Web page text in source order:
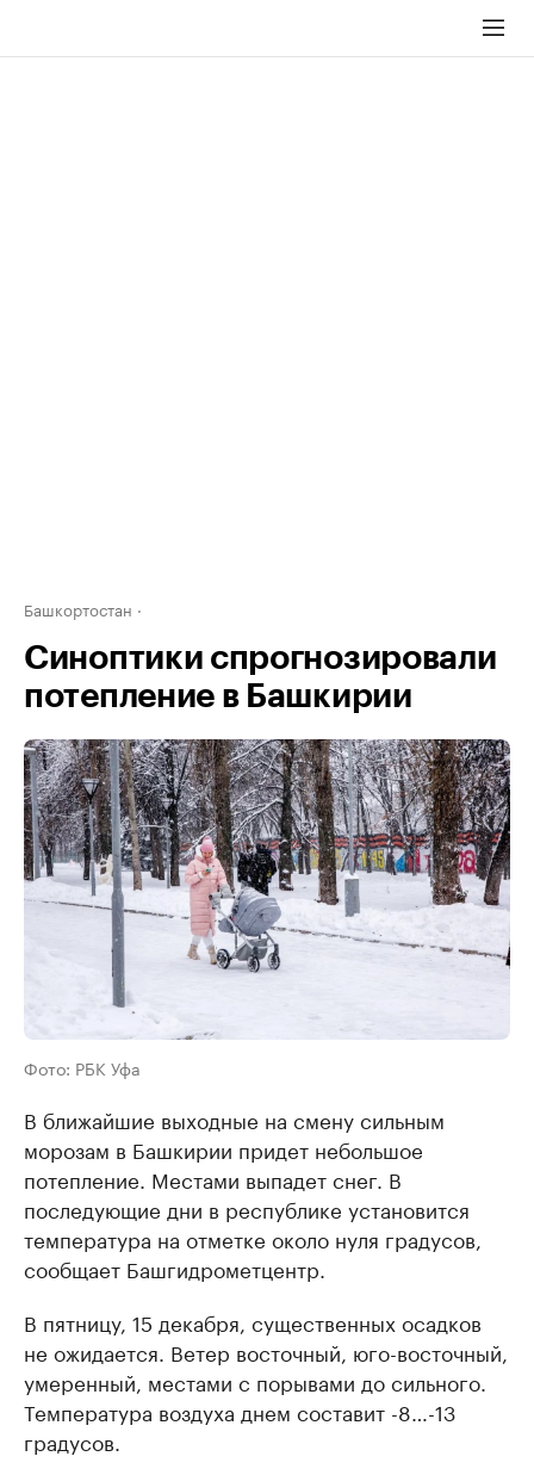
Башкортостан
Синоптики спрогнозировали
потепление в Башкирии
Фото: РБК Уфа
В ближайшие выходные на смену сильным
морозам в Башкирии придет небольшое
потепление. Местами выпадет снег. В
последующие дни в республике установится
температура на отметке около нуля градусов,
сообщает Башгидрометцентр.
В пятницу, 15 декабря, существенных осадков
не ожидается. Ветер восточный, юго-восточный,
умеренный, местами с порывами до сильного.
Температура воздуха днем составит -8…-13
градусов.